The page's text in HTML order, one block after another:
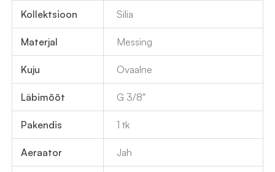
Kollektsioon Silia
Materjal Messing
Kuju Ovaalne
Läbimõõt G 3/8"
Pakendis 1 tk
Aeraator Jah